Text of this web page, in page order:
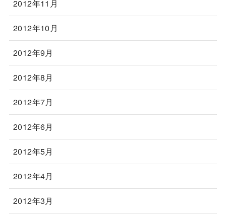
2012年11月
2012年10月
2012年9月
2012年8月
2012年7月
2012年6月
2012年5月
2012年4月
2012年3月